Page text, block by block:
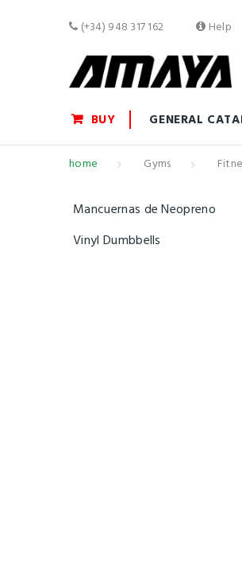
(+34) 948 317 162 Help
BUY GENERAL
home Gyms
Mancuernas de Neopreno
Vinyl Dumbbells